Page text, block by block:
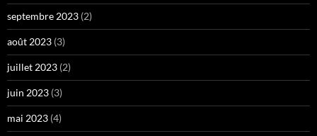
septembre 2023 (2)
août 2023 (3)
juillet 2023 (2)
juin 2023 (3)
mai 2023 (4)